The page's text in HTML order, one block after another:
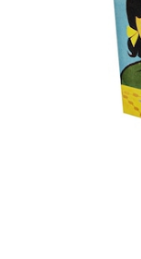
Creioane colorate si
Ghiozdane si genti
Harti de perete si